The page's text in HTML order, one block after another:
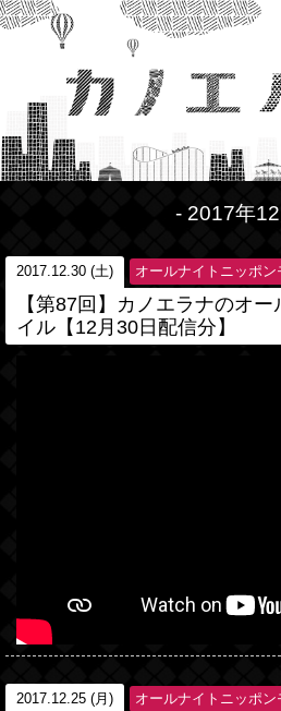
- 2017年
2017.12.30 (土) オールナイトニッポン
【第87回】カノエラナのオ
イル【12月30日配信分】
2017.12.25 (月) オールナイトニッポン